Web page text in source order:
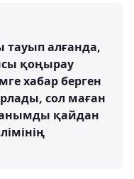
алғанда,
қоңырау
хабар берген
сол маған
қайдан